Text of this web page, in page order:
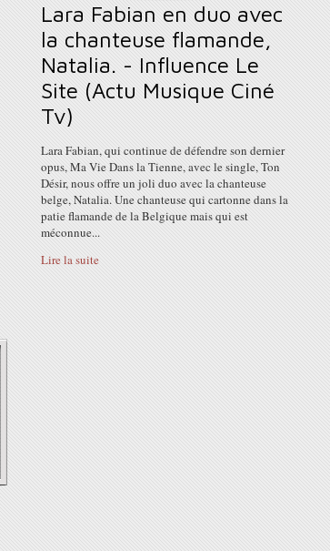
Lara Fabian en duo avec
la chanteuse flamande,
Natalia. - Influence Le
Site (Actu Musique Ciné
Tv)
Lara Fabian, qui continue de défendre son dernier
opus, Ma Vie Dans la Tienne, avec le single, Ton
Désir, nous offre un joli duo avec la chanteuse
belge, Natalia. Une chanteuse qui cartonne dans la
patie flamande de la Belgique mais qui est
méconnue...
Lire la suite